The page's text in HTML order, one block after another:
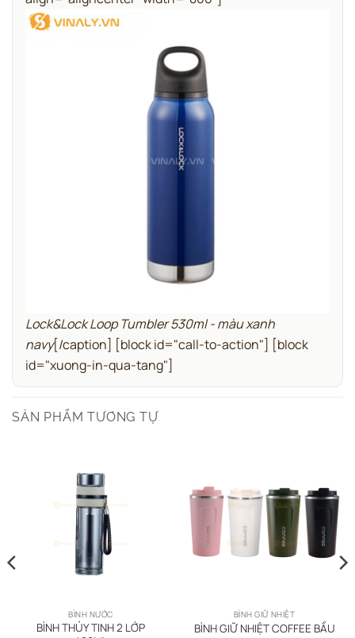
Lock&Lock Loop Tumbler 530ml - màu xanh
navy[/caption] [block id="call-to-action"] [block
id="xuong-in-qua-tang"]
SẢN PHẨM TƯƠNG TỰ
BÌNH NƯỚC
BÌNH THỦY TINH 2 LỚP
BÌNH GIỮ NHIỆT
BÌNH GIỮ NHIỆT COFFEE BẦU